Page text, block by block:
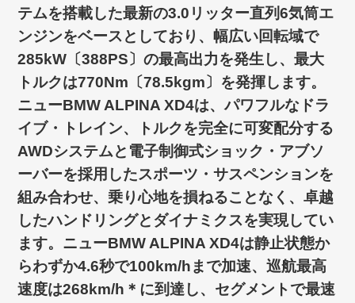
テムを搭載した最新の3.0リッター直列6気筒エ
ンジンをベースとしており、幅広い回転域で
285kW〔388PS〕の最高出力を発生し、最大
トルクは770Nm〔78.5kgm〕を発揮します。
ニューBMW ALPINA XD4は、パワフルなドラ
イブ・トレイン、トルクを完全に可変配分する
AWDシステムと電子制御式ショック・アブソ
ーバーを採用したスポーツ・サスペンションを
組み合わせ、乗り心地を損ねることなく、卓越
したハンドリングとダイナミクスを実現してい
ます。ニューBMW ALPINA XD4は静止状態か
らわずか4.6秒で100km/hまで加速、巡航最高
速度は268km/h＊に到達し、セグメントで最速